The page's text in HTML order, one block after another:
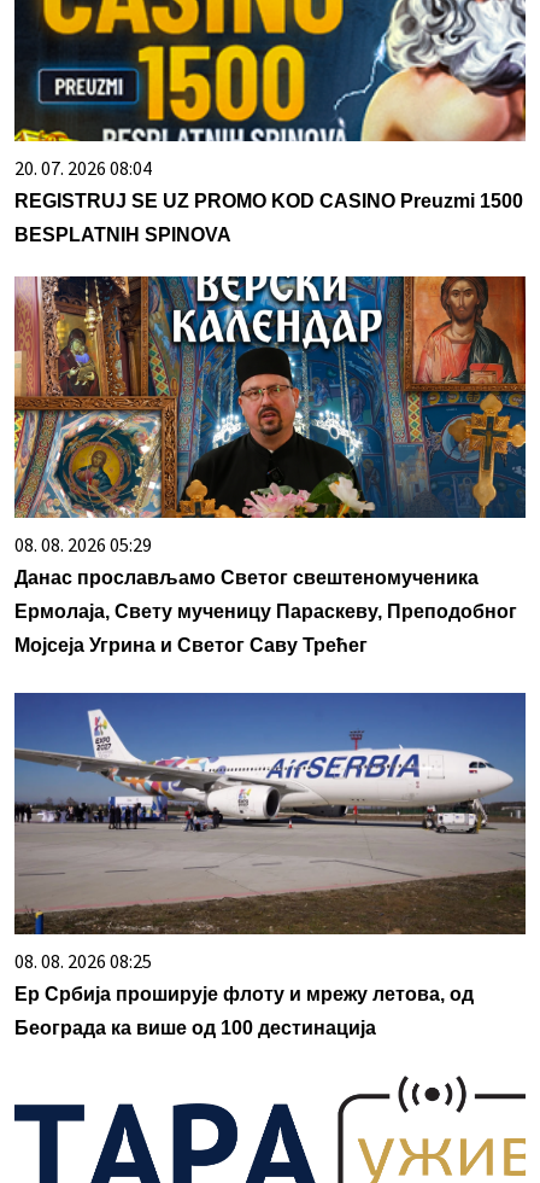
20. 07. 2026 08:04
REGISTRUJ SE UZ PROMO KOD CASINO Preuzmi 1500
BESPLATNIH SPINOVA
08. 08. 2026 05:29
Данас прослављамо Светог свештеномученика
Ермолаја, Свету мученицу Параскеву, Преподобног
Мојсеја Угрина и Светог Саву Трећег
08. 08. 2026 08:25
Ер Србија проширује флоту и мрежу летова, од
Београда ка више од 100 дестинација